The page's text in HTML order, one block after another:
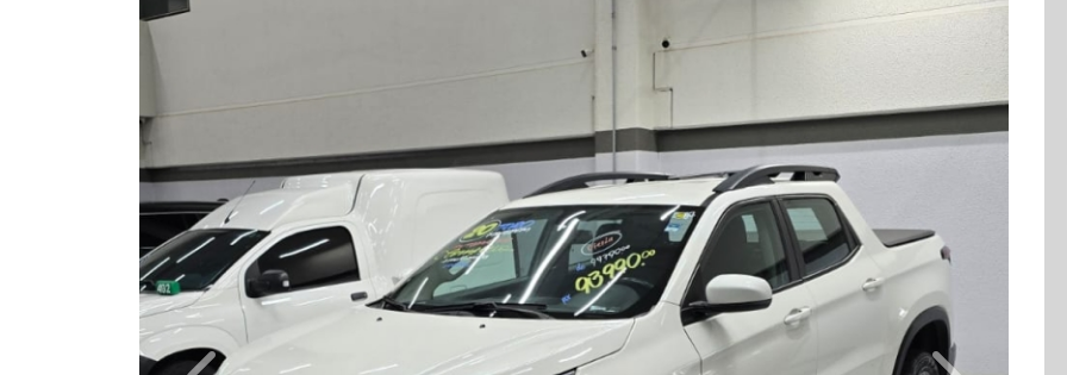
Automático
Combustível
Flex
Quilometragem
84.000km
Ano/Modelo Cor
Branco
Final Da Placa
XXX8A65